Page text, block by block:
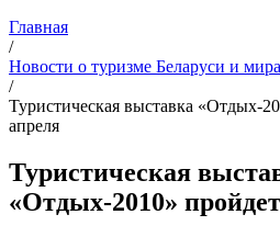
Главная
/
Новости о туризме Беларуси и мира
/
Туристическая выставка «Отдых-
апреля
Туристическая
«Отдых-2010»